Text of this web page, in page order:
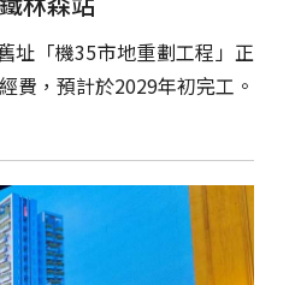
址「機35市地重劃工程」正
費，預計於2029年初完工。